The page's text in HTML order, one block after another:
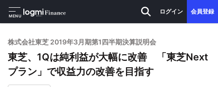
MENU
ログイン 会員登録
株式会社東芝 2019年3月期第1四半期決算説明会
東芝、1Qは純利益が大幅に改善 「東芝Next
プラン」で収益力の改善を目指す